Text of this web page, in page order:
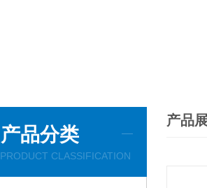
产品分类
PRODUCT CLASSIFICATION
产品